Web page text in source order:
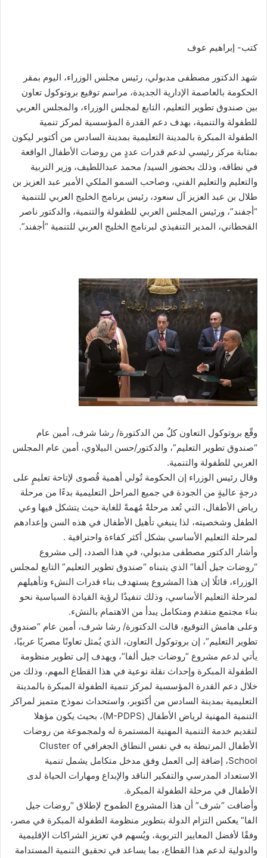
كتب- إبراهيم عوف
شهد الدكتور مصطفى مدبولي، رئيس مجلس الوزراء، اليوم بمقر
الحكومة بالعاصمة الإدارية الجديدة، مراسم توقيع بروتوكول تعاون
بين صندوق تطوير التعليم، التابع لمجلس الوزراء، والمجلس العربي
للطفولة والتنمية، بهدف دعم القدرة المؤسسية لمركز تنمية
الطفولة المبكرة بالمدينة التعليمية بمدينة السادس من أكتوبر ليكون
بمثابة مركز رئيسي لدعم قدرات عددٍ من روضات الأطفال الواقعة
في نطاقه، وذلك بحضور السيد/ محمد عبداللطيف، وزير التربية
والتعليم والتعليم الفني، وصاحب السمو الملكي الأمير عبد العزيز بن
طلال بن عبد العزيز آل سعود، رئيس برنامج الخليج العربي للتنمية
“أجفند”، ورئيس المجلس العربي للطفولة والتنمية، والدكتور ناصر
القحطاني، المدير التنفيذي لبرنامج الخليج العربي للتنمية “أجفند”.
وقّع بروتوكول التعاون كلٌ من الدكتورة/ رشا شرف، أمين عام
“صندوق تطوير التعليم”، والدكتور/حسن البيلاوي، أمين عام المجلس
العربي للطفولة والتنمية.
وقال رئيس الوزراء إن الحكومة تُولي أهمية قُصوى لإتاحة تعليمٍ على
درجةٍ عاليةٍ من الجودة في جميع المراحل التعليمية بدءًا من مرحلة
رياض الأطفال، التي تُعد مرحلةً مُهمةً للغاية حيث يتشكل فيها وعي
الطفل وشخصيته، لذا ينبغي تأهيل الأطفال في هذه السن وإعدادهم
لمرحلة التعليم الأساسي بشكل أكثر كفاءة واحترافية .
وأشار الدكتور مصطفى مدبولي، في هذا الصدد، إلى مشروع
“روضات جيل ألفا” الذي يتبناه “صندوق تطوير التعليم” التابع لمجلس
الوزراء، قائلًا إن هذا المشروع يستهدف بناء قدرات النشء وتأهيلهم
لمرحلة التعليم الأساسي، وذلك تنفيذًا لرؤية القيادة السياسية نحو
بناء مجتمع متقدم ومتكامل يبدأ من الاهتمام بالنشء.
وعلى هامش التوقيع، قالت الدكتورة/ رشا شرف، أمين عام “صندوق
تطوير التعليم”، إن بروتوكول التعاون، الذي يُمثل تعاونًا مصريًا عربيًا،
يأتي لدعم مشروع “روضات جيل ألفا”، ويهدف إلى تطوير منظومة
الطفولة المبكرة وإحداث نقلة نوعية في هذا القطاع المهم، وذلك من
خلال دعم القدرة المؤسسية لمركز تنمية الطفولة المبكرة بالمدينة
التعليمية بمدينة السادس من أكتوبر، واستحداث نموذج متميز لمراكز
التنمية المهنية لرياض الأطفال (M-PDPS)، بحيث يكون مؤهلا
لتقديم خدمة التنمية المهنية المستمرة له ولمجموعة من روضات
الأطفال المرتبطة به في نفس النطاق الجغرافي Cluster of
School، إضافة إلى العمل وفق مدخل متكامل يشمل تنمية
الاستعداد المدرسي والتفكير الناقد والإبداع ومهارات الحياة لدى
الأطفال في مرحلة الطفولة المبكرة.
وأضافت “شرف” أن هذا المشروع الطموح لإطلاق “روضات جيل
الفا” يعكس التزام الدولة بتطوير منظومة الطفولة المبكرة في مصر،
وفقًا لأفضل المعايير التربوية، ويُسهم في تعزيز الشراكات الإقليمية
والدولية لدعم هذا القطاع، بما يساعد في تحقيق التنمية المستدامة